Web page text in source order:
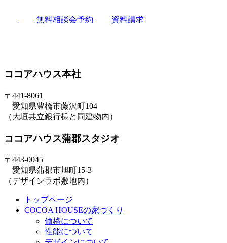
無料相談会予約 資料請求
ココアハウス本社
〒441-8061
愛知県豊橋市藤沢町104
（大垣共立銀行様と同建物内）
ココアハウス蒲郡スタジオ
〒443-0045
愛知県蒲郡市旭町15-3
（デザインラボ敷地内）
トップページ
COCOA HOUSEの家づくり
価格について
性能について